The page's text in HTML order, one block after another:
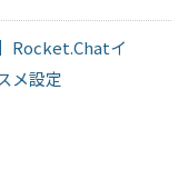
Rocket.Chatイ
メ設定